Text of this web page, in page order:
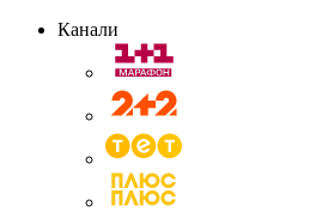
Канали